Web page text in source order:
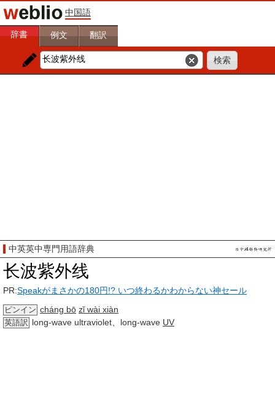
中国語
辞書 例文 翻訳
中英英中専門用語辞典
长波紫外线
PR:Speakがまさかの180円!? いつ終わるかわからない神セール
ピンイン cháng bō zǐ wài xiàn
英語訳 long-wave ultraviolet、long-wave UV